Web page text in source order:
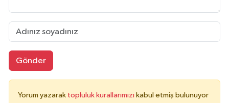
Gönder
Yorum yazarak topluluk kurallarımızı kabul etmiş bulunuyor